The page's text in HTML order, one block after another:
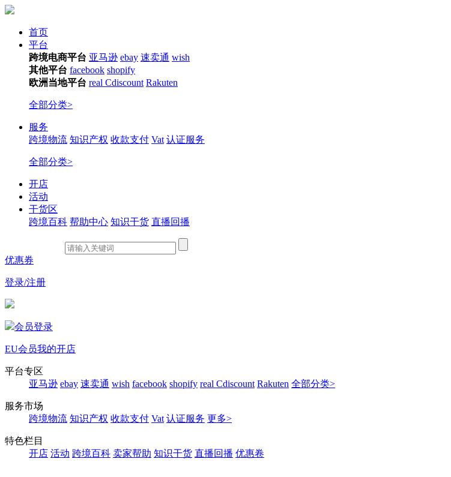
首页
平台
跨境电商平台 亚马逊 ebay 速卖通 wish
其他平台 facebook shopify
欧洲当地平台 real Cdiscount Rakuten
全部分类>
服务
跨境物流 知识产权 收款支付 Vat 认证服务
全部分类>
开店
活动
干货区
跨境百科 帮助中心 知识干货 直播回播
优惠券
登录/注册
会员登录
EU会员我的开店
平台专区
亚马逊 ebay 速卖通 wish facebook shopify real Cdiscount Rakuten 全部分类>
服务市场
跨境物流 知识产权 收款支付 Vat 认证服务 更多>
特色栏目
开店 活动 跨境百科 卖家帮助 知识干货 直播回播 优惠卷